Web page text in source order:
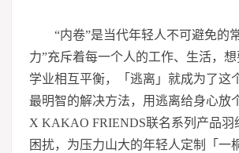
“内卷”是当代年轻人不可避免的
力”充斥着每一个人的工作、生活，想
学业相互平衡，「逃离」就成为了这
最明智的解决方法，用逃离给身心放
X KAKAO FRIENDS联名系列产品羽
困扰，为压力山大的年轻人定制「一